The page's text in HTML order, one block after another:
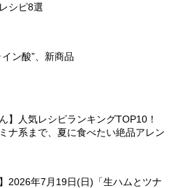
シピ8選
ン酸”、新商品
】人気レシピランキングTOP10！
ナ系まで、夏に食べたい絶品アレン
】2026年7月19日(日)「生ハムとツナ